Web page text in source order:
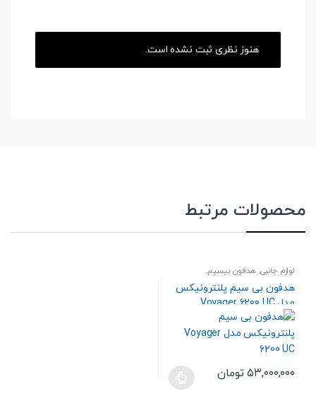
هنوز نظری ثبت نشده است.
محصولات مرتبط
لوازم جانبی, هدفون بیسیم,
هندزفری،هدست و اسپیکر
هدفون بی سیم پلنترونیکس
مدل Voyager 6200 UC
۵۳,۰۰۰,۰۰۰ تومان